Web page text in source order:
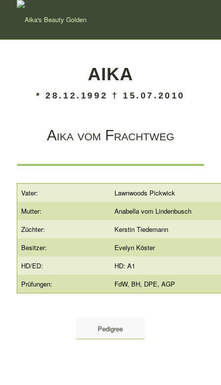
AIKA
* 28.12.1992 † 15.07.2010
Aika vom Frachtweg
Vater:
Lawnwoods Pickwick
Mutter:
Anabella vom Lindenbusch
Züchter:
Kerstin Tiedemann
Besitzer:
Evelyn Köster
HD/ED:
HD: A1
Prüfungen:
FdW, BH, DPE, AGP
Pedigree